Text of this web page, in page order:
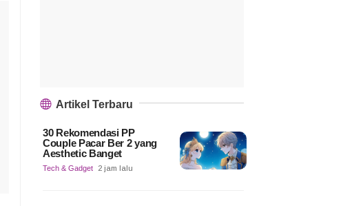
Artikel Terbaru
30 Rekomendasi PP
Couple Pacar Ber 2 yang
Aesthetic Banget
Tech & Gadget 2 jam lalu